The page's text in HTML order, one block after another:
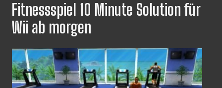
Fitnessspiel 10 Minute Solution für
Wii ab morgen